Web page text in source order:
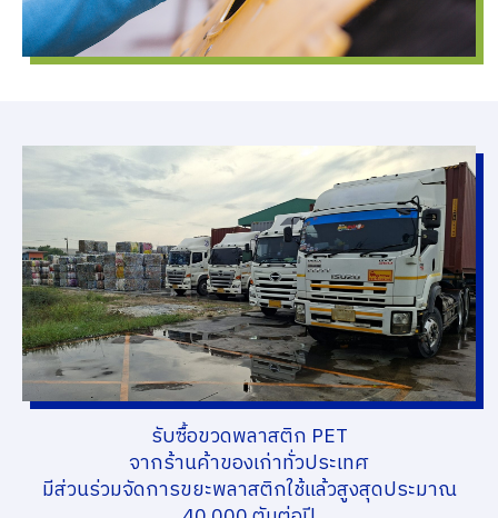
รับซื้อขวดพลาสติก PET
จากร้านค้าของเก่าทั่วประเทศ
มีส่วนร่วมจัดการขยะพลาสติกใช้แล้วสูงสุดประมาณ